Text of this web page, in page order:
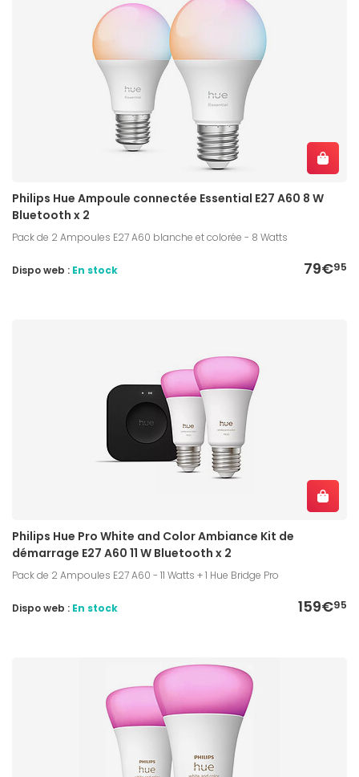
Philips Hue Ampoule connectée Essential E27 A60 8 W
Bluetooth x 2
Pack de 2 Ampoules E27 A60 blanche et colorée - 8 Watts
79€95
Dispo web : En stock
Philips Hue Pro White and Color Ambiance Kit de
démarrage E27 A60 11 W Bluetooth x 2
Pack de 2 Ampoules E27 A60 - 11 Watts + 1 Hue Bridge Pro
159€95
Dispo web : En stock